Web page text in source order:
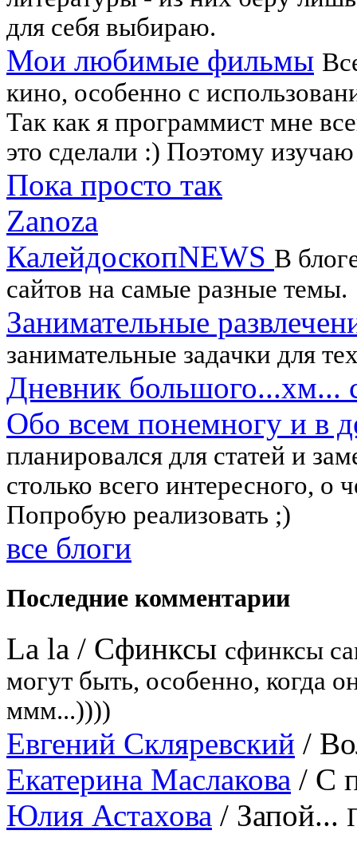
для себя выбираю.
Мои любимые фильмы
кино, особенно с
Так как я программист мне
это сделали :) Поэтому
Пока просто так
Zanoza
КалейдоскопNEWS В
сайтов на самые разные темы.
Занимательные
занимательные задачки для
Дневник большого...хм...
Обо всем понемногу и в
планировался для статей и
столько всего интересного, о
Попробую реализовать ;)
все блоги
Последние комментарии
La la / Сфинксы сфинксы
могут быть, особенно, когда
ммм...))))
Евгений Скляревский /
Екатерина Маслакова / С
Юлия Астахова / Запой...